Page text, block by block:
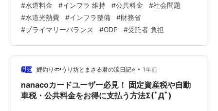
っている。 --- 最近、財務省が出したレポートで、「全
国の99%の自治体が、水道管などインフラの更新費用を
まかなえない」という事実が明らかになった。もし水道
料金だけでこれをカバーするなら、平均で“8割”の引き上
げが必要だという。 水道料金は、使う人が払う仕組み
だ。だが、現実には「将来の更新費…
#水道料金 #インフラ 維持 #公共料金 #社会問題
#水道光熱費 #インフラ整備 #財務省
#プライマリーバランス #GDP #受託者 負担
鯉釣り🐟うり坊とまさる君の涙日記⭐ • 1年前
nanacoカードユーザー必見！ 固定資産税や自動
車税・公共料金をお得に支払う方法Σ(ﾟДﾟ)